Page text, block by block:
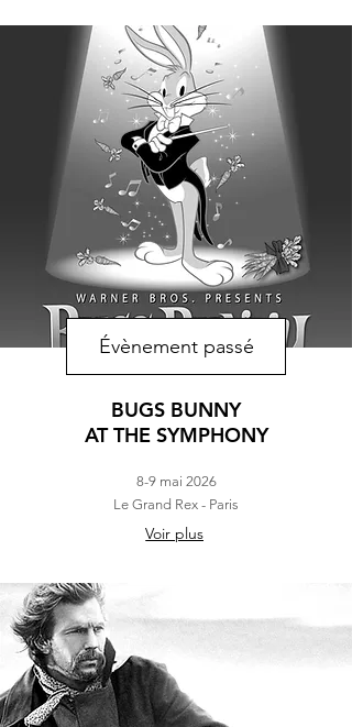
Évènement passé
BUGS BUNNY
AT THE SYMPHONY
8-9 mai 2026
Le Grand Rex - Paris
Voir plus